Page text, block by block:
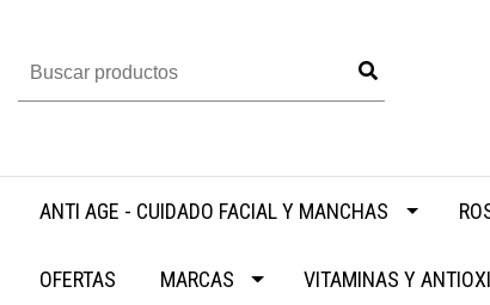
ANTI AGE - CUIDADO FACIAL Y MANCHAS
OFERTAS MARCAS VITAMINAS Y